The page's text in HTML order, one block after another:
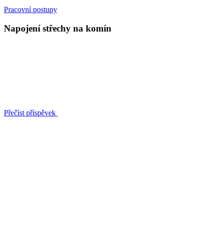
Pracovní postupy
Napojení střechy na komín
Přečíst příspěvek